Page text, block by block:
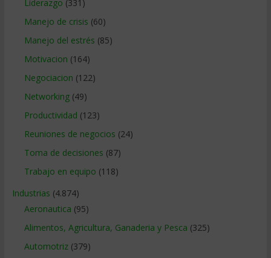
Liderazgo (331)
Manejo de crisis (60)
Manejo del estrés (85)
Motivacion (164)
Negociacion (122)
Networking(49)
Productividad (123)
Reuniones de negocios (24)
Toma de decisiones (87)
Trabajo en equipo (118)
Industrias (4.874)
Aeronautica (95)
Alimentos, Agricultura, Ganaderia y Pesca (325)
Automotriz(379)